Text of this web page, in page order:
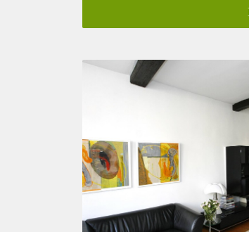
appartement een dakterras van circa
De woonkamer heeft een
De ramen zijn van dubbele
De keuken grenst aan de
aanwezig. Een combi-oven,
meest opvallende object uit de
vries- en groot koelgedeelte. Ook zit
De keuken is ook met volledige
De vloer is een granietenvloer.
De badkamer is geheel een luxe
met fontein, douche, toilet, een
De slaapkamer heeft een
inbouwkast met 4 laden, 4 andere